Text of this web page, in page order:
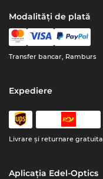
Modalități de plată
Transfer bancar, Ramburs
Expediere
Livrare şi returnare gratuita
Aplicația Edel-Optics